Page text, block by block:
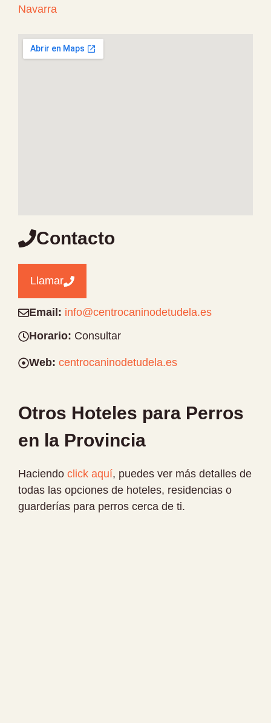
Navarra
Contacto
Llamar
Email: info@centrocaninodetudela.es
Horario: Consultar
Web: centrocaninodetudela.es
Otros Hoteles para Perros
en la Provincia
Haciendo click aquí, puedes ver más detalles de
todas las opciones de hoteles, residencias o
guarderías para perros cerca de ti.